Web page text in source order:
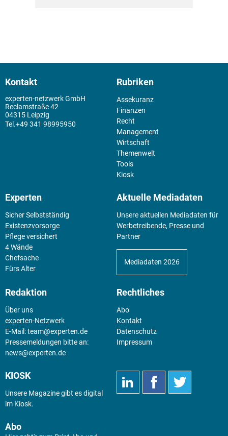
Kontakt
experten-netzwerk GmbH
Reclamstraße 42
04315 Leipzig
+49 341 98995950
Rubriken
Assekuranz
Finanzen
Recht
Management
Wirtschaft
Themenwelt
Tools
Kiosk
Experten
Sicher Selbstständig
Existenz­vorsorge
Pflege versichert
4 Wände
Chefsache
Fürs Alter
Aktuelle Mediadaten
Unsere aktuellen Mediadaten für
Werbetreibende, Presse und
Partner
Mediadaten 2026
Redaktion
Über uns
experten-Netzwerk
E-Mail:team@experten.de
Pressemeldungen bitte an:
news@experten.de
Rechtliches
Abo
Kontakt
Datenschutz
Impressum
KIOSK
Unsere Magazine gibt es digital
im Kiosk.
Abo